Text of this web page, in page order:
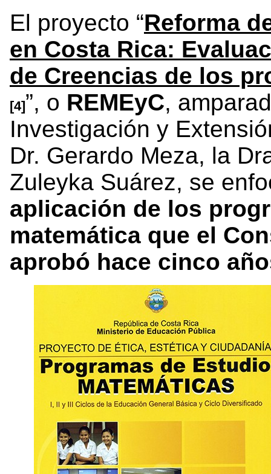
El proyecto “Reforma
en Costa Rica:
de Creencias de los
[4]”, o REMEyC,
Investigación y
Dr. Gerardo Meza, la
Zuleyka Suárez, se
aplicación de los
matemática que el
aprobó hace cinco